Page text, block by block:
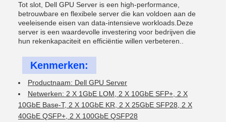
Tot slot, Dell GPU Server is een high-performance,
betrouwbare en flexibele server die kan voldoen aan de
veeleisende eisen van data-intensieve workloads.Deze
server is een waardevolle investering voor bedrijven die
hun rekenkapaciteit en efficiëntie willen verbeteren..
Kenmerken:
Productnaam: Dell GPU Server
Netwerken: 2 X 1GbE LOM, 2 X 10GbE SFP+, 2 X
10GbE Base-T, 2 X 10GbE KR, 2 X 25GbE SFP28, 2 X
40GbE QSFP+, 2 X 100GbE QSFP28